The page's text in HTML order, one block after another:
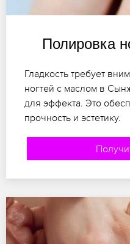
Полировка
Гладкость требует
ногтей с маслом в
для эффекта. Это
прочность и эстетику.